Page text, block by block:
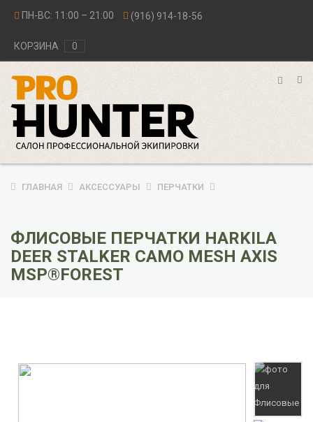
ПН-ВС: 11:00 – 21:00 (916) 914-18-56
КОРЗИНА 0
ГЛАВНАЯ АКСЕССУАРЫ ПЕРЧАТКИ
ФЛИСОВЫЕ ПЕРЧАТКИ HARKILA
DEER STALKER CAMO MESH AXIS
MSP®FOREST